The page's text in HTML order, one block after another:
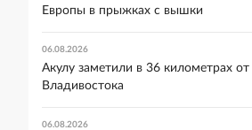
Европы в прыжках с вышки
06.08.2026
Акулу заметили в 36 километрах от
Владивостока
06.08.2026